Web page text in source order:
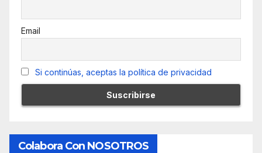
Email
Si continúas, aceptas la política de privacidad
Colabora Con NOSOTROS